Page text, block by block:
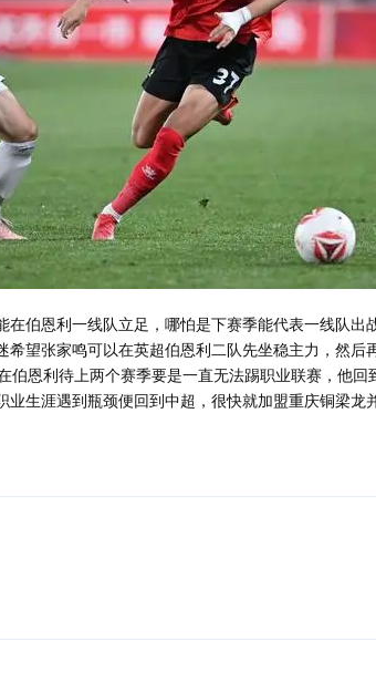
在伯恩利一线队立足，哪怕是下赛季能代表一线队出
希望张家鸣可以在英超伯恩利二队先坐稳主力，然
伯恩利待上两个赛季要是一直无法踢职业联赛，他
业生涯遇到瓶颈便回到中超，很快就加盟重庆铜梁